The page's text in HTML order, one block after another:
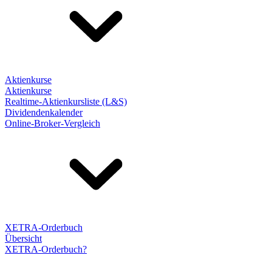
Aktienkurse
Aktienkurse
Realtime-Aktienkursliste (L&S)
Dividendenkalender
Online-Broker-Vergleich
XETRA-Orderbuch
Übersicht
XETRA-Orderbuch?